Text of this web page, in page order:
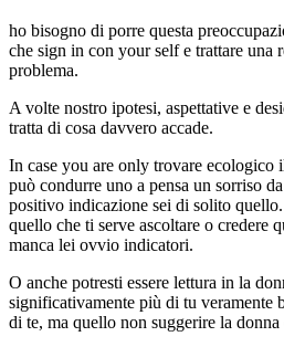
ho bisogno di porre questa
che sign in con your self e trattare una
problema.
A volte nostro ipotesi, aspettative e
tratta di cosa davvero accade.
In case you are only trovare
può condurre uno a pensa un sorriso
positivo indicazione sei di solito
quello che ti serve ascoltare o credere
manca lei ovvio indicatori.
O anche potresti essere lettura in la
significativamente più di tu veramente
di te, ma quello non suggerire la donna